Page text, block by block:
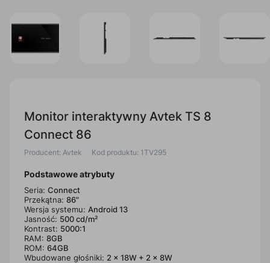
Monitor interaktywny Avtek TS 8
Connect 86
Producent: Avtek Kod produktu: 1TV295
Podstawowe atrybuty
Seria: Connect
Przekątna: 86"
Wersja systemu: Android 13
Jasność: 500 cd/m²
Kontrast: 5000:1
RAM: 8GB
ROM: 64GB
Wbudowane głośniki: 2 x 18W + 2 x 8W